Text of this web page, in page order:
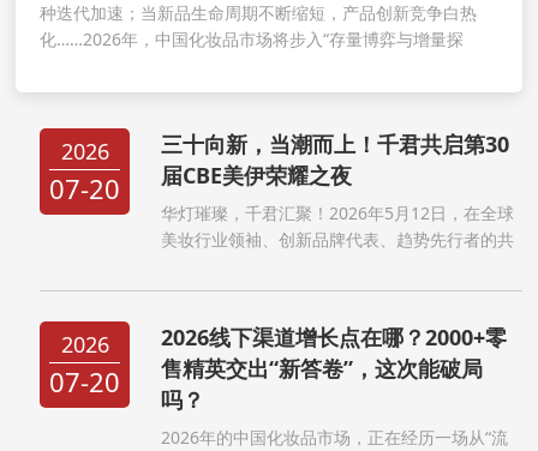
种迭代加速；当新品生命周期不断缩短，产品创新竞争白热
化……2026年，中国化妆品市场将步入“存量博弈与增量探
2026
07-20
三十向新，当潮而上！千君共启第30
届CBE美伊荣耀之夜
华灯璀璨，千君汇聚！2026年5月12日，在全球
美妆行业领袖、创新品牌代表、趋势先行者的共
暨2026全球新品盛典盛大启幕。这不仅是一场致
启美妆下一个黄...
2026
07-20
2026线下渠道增长点在哪？2000+零
售精英交出“新答卷”，这次能破局
吗？
2026年的中国化妆品市场，正在经历一场从“流